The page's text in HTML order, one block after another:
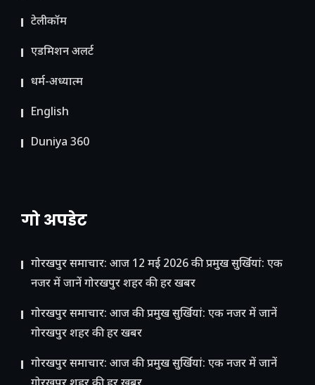
टेलीकॉम
ए​डमिशन अलर्ट
धर्म-अध्यात्म
English
Duniya 360
गो अपडेट
गोरखपुर समाचार: आज 12 मई 2026 की प्रमुख सुर्खियां: एक
नजर में जानें गोरखपुर शहर की हर खबर
गोरखपुर समाचार: आज की प्रमुख सुर्खियां: एक नजर में जानें
गोरखपुर शहर की हर खबर
गोरखपुर समाचार: आज की प्रमुख सुर्खियां: एक नजर में जानें